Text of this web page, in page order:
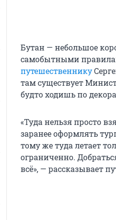
Бутан — небольшое
самобытными
путешественнику
там существует
будто ходишь по
«Туда нельзя просто
заранее оформлять
тому же туда летает
ограниченно.
всё», — рассказывает